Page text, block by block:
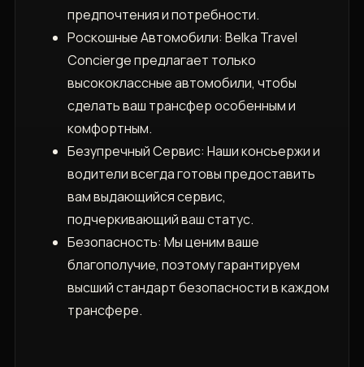
предпочтения и потребности.
Роскошные Автомобили: Belka Travel
Concierge предлагает только
высококлассные автомобили, чтобы
сделать ваш трансфер особенным и
комфортным.
Безупречный Сервис: Наши консьержи и
водители всегда готовы предоставить
вам выдающийся сервис,
подчеркивающий ваш статус.
Безопасность: Мы ценим ваше
благополучие, поэтому гарантируем
высший стандарт безопасности в каждом
трансфере.